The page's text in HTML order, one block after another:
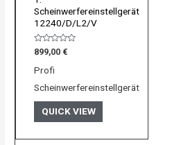
Scheinwerfereinstellgerät
12240/D/L2/V
Bewertet
mit
von
899,00 €
Profi
Scheinwerfereinstellgerät
QUICK VIEW